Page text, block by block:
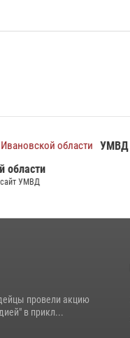
УМВД по
провели акцию
в прикл...